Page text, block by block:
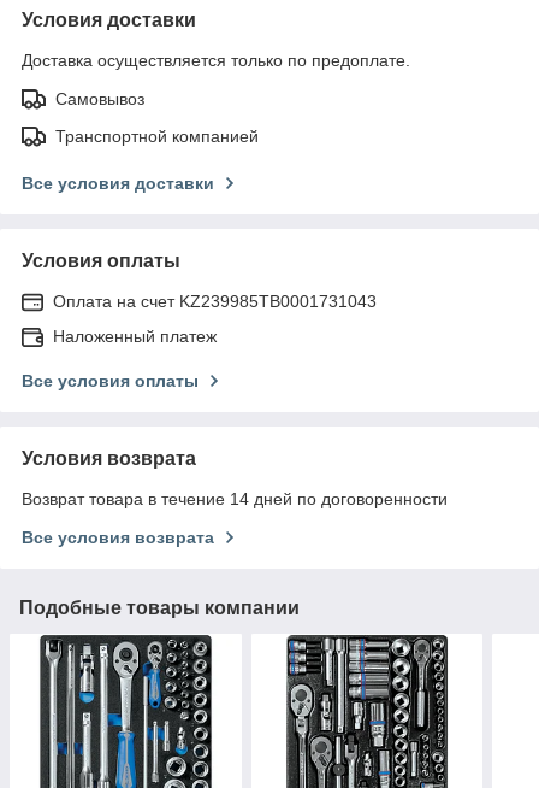
Условия доставки
Доставка осуществляется только по предоплате.
Самовывоз
Транспортной компанией
Все условия доставки
Условия оплаты
Оплата на счет KZ239985TB0001731043
Наложенный платеж
Все условия оплаты
Условия возврата
Возврат товара в течение 14 дней по договоренности
Все условия возврата
Подобные товары компании